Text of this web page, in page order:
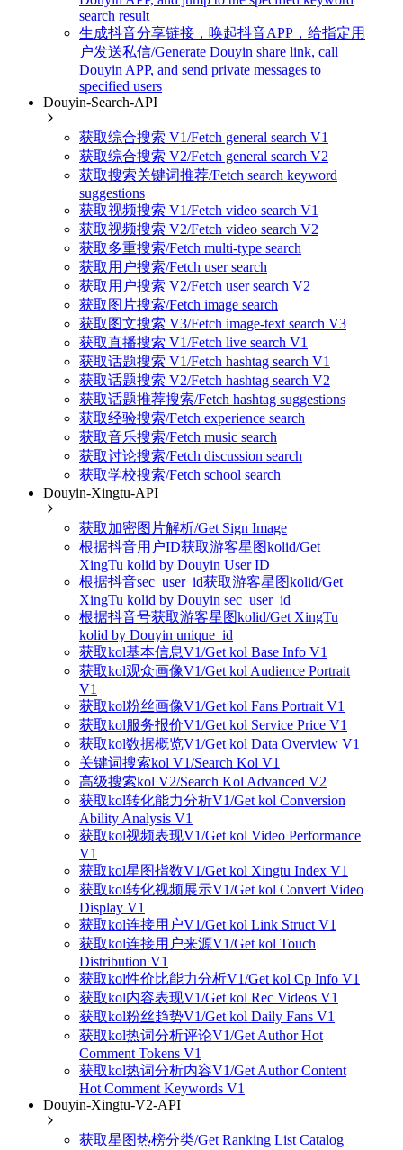
search result
生成抖音分享链接，唤起抖音APP，给指定用
户发送私信/Generate Douyin share link, call
Douyin APP, and send private messages to
specified users
Douyin-Search-API
获取综合搜索 V1/Fetch general search V1
获取综合搜索 V2/Fetch general search V2
获取搜索关键词推荐/Fetch search keyword
suggestions
获取视频搜索 V1/Fetch video search V1
获取视频搜索 V2/Fetch video search V2
获取多重搜索/Fetch multi-type search
获取用户搜索/Fetch user search
获取用户搜索 V2/Fetch user search V2
获取图片搜索/Fetch image search
获取图文搜索 V3/Fetch image-text search V3
获取直播搜索 V1/Fetch live search V1
获取话题搜索 V1/Fetch hashtag search V1
获取话题搜索 V2/Fetch hashtag search V2
获取话题推荐搜索/Fetch hashtag suggestions
获取经验搜索/Fetch experience search
获取音乐搜索/Fetch music search
获取讨论搜索/Fetch discussion search
获取学校搜索/Fetch school search
Douyin-Xingtu-API
获取加密图片解析/Get Sign Image
根据抖音用户ID获取游客星图kolid/Get
XingTu kolid by Douyin User ID
根据抖音sec_user_id获取游客星图kolid/Get
XingTu kolid by Douyin sec_user_id
根据抖音号获取游客星图kolid/Get XingTu
kolid by Douyin unique_id
获取kol基本信息V1/Get kol Base Info V1
获取kol观众画像V1/Get kol Audience Portrait
V1
获取kol粉丝画像V1/Get kol Fans Portrait V1
获取kol服务报价V1/Get kol Service Price V1
获取kol数据概览V1/Get kol Data Overview V1
关键词搜索kol V1/Search Kol V1
高级搜索kol V2/Search Kol Advanced V2
获取kol转化能力分析V1/Get kol Conversion
Ability Analysis V1
获取kol视频表现V1/Get kol Video Performance
V1
获取kol星图指数V1/Get kol Xingtu Index V1
获取kol转化视频展示V1/Get kol Convert Video
Display V1
获取kol连接用户V1/Get kol Link Struct V1
获取kol连接用户来源V1/Get kol Touch
Distribution V1
获取kol性价比能力分析V1/Get kol Cp Info V1
获取kol内容表现V1/Get kol Rec Videos V1
获取kol粉丝趋势V1/Get kol Daily Fans V1
获取kol热词分析评论V1/Get Author Hot
Comment Tokens V1
获取kol热词分析内容V1/Get Author Content
Hot Comment Keywords V1
Douyin-Xingtu-V2-API
获取星图热榜分类/Get Ranking List Catalog